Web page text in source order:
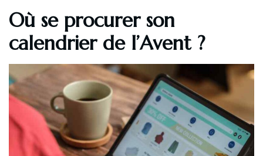
Où se procurer son
calendrier de l’Avent ?